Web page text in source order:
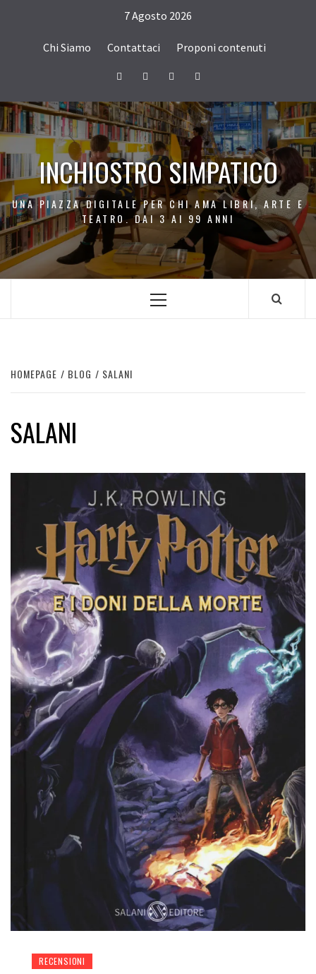
contenuto
7 Agosto 2026
Chi Siamo Contattaci Proponi contenuti
FacebookTwitterInstagramYoutube
INCHIOSTRO SIMPATICO
UNA PIAZZA DIGITALE PER CHI AMA LIBRI, ARTE E
TEATRO. DAI 3 AI 99 ANNI
Menu
HOMEPAGE BLOG SALANI
SALANI
RECENSIONI